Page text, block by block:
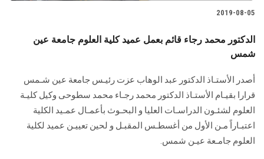
2019-08-05
الدكتور محمد رجاء قائم بعمل عميد كلية العلوم جامعة عين
شمس
أصدر الأستـاذ الدكتور عبد الوهاب عزت رئيـس جامعة عين شـمس
قرارا بقيـام الأستـاذ الدكتور محمد رجـاء محمد سطوحى وكيل كليـة
العلوم لشئـون الدراسـات العليا و البحـوث بأعمـال عمـيد الكلية
اعتبـاراً مـن الأول من أغسطـس المقبـل و لحين تعييـن عميد لكلية
العلوم جامـعة عيـن شمس.